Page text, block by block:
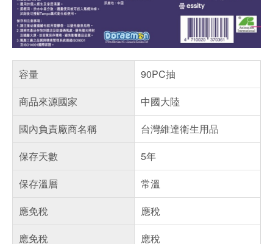
容量
90PC抽
商品來源國家
中國大陸
國內負責廠商名稱
台灣維達衛生用品
保存天數
5年
保存溫層
常溫
應免稅
應稅
應免稅
應稅